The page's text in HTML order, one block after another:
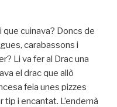
que cuinava? Doncs de
carabassons i
Li va fer al Drac una
el drac que allò
feia unes pizzes
tip i encantat. L’endemà